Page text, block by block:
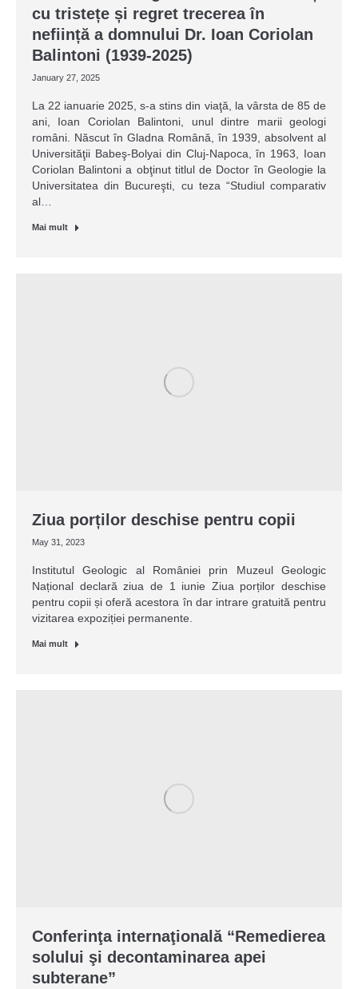
cu tristețe și regret trecerea în
neființă a domnului Dr. Ioan Coriolan
Balintoni (1939-2025)
January 27, 2025
La 22 ianuarie 2025, s-a stins din viaţă, la vârsta de 85 de
ani, Ioan Coriolan Balintoni, unul dintre marii geologi
români. Născut în Gladna Română, în 1939, absolvent al
Universităţii Babeş-Bolyai din Cluj-Napoca, în 1963, Ioan
Coriolan Balintoni a obţinut titlul de Doctor în Geologie la
Universitatea din Bucureşti, cu teza “Studiul comparativ
al…
Mai mult
Ziua porților deschise pentru copii
May 31, 2023
Institutul Geologic al României prin Muzeul Geologic
Național declară ziua de 1 iunie Ziua porților deschise
pentru copii și oferă acestora în dar intrare gratuită pentru
vizitarea expoziției permanente.
Mai mult
Conferinţa internaţională “Remedierea
solului şi decontaminarea apei
subterane”